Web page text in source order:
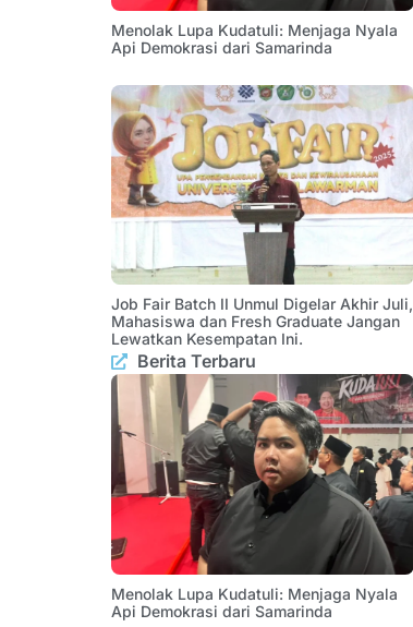
Menolak Lupa Kudatuli: Menjaga Nyala
Api Demokrasi dari Samarinda
Job Fair Batch II Unmul Digelar Akhir Juli,
Mahasiswa dan Fresh Graduate Jangan
Lewatkan Kesempatan Ini.
Berita Terbaru
Menolak Lupa Kudatuli: Menjaga Nyala
Api Demokrasi dari Samarinda